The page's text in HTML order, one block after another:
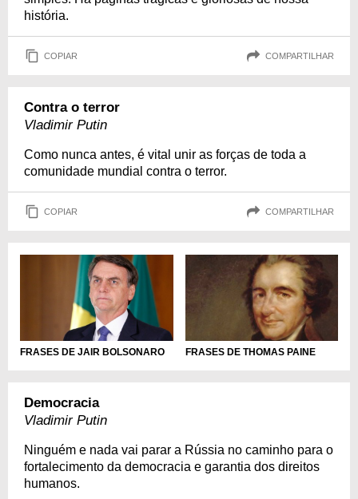
história.
COPIAR COMPARTILHAR
Contra o terror
Vladimir Putin
Como nunca antes, é vital unir as forças de toda a
comunidade mundial contra o terror.
COPIAR COMPARTILHAR
FRASES DE JAIR BOLSONARO FRASES DE THOMAS PAINE
Democracia
Vladimir Putin
Ninguém e nada vai parar a Rússia no caminho para o
fortalecimento da democracia e garantia dos direitos
humanos.